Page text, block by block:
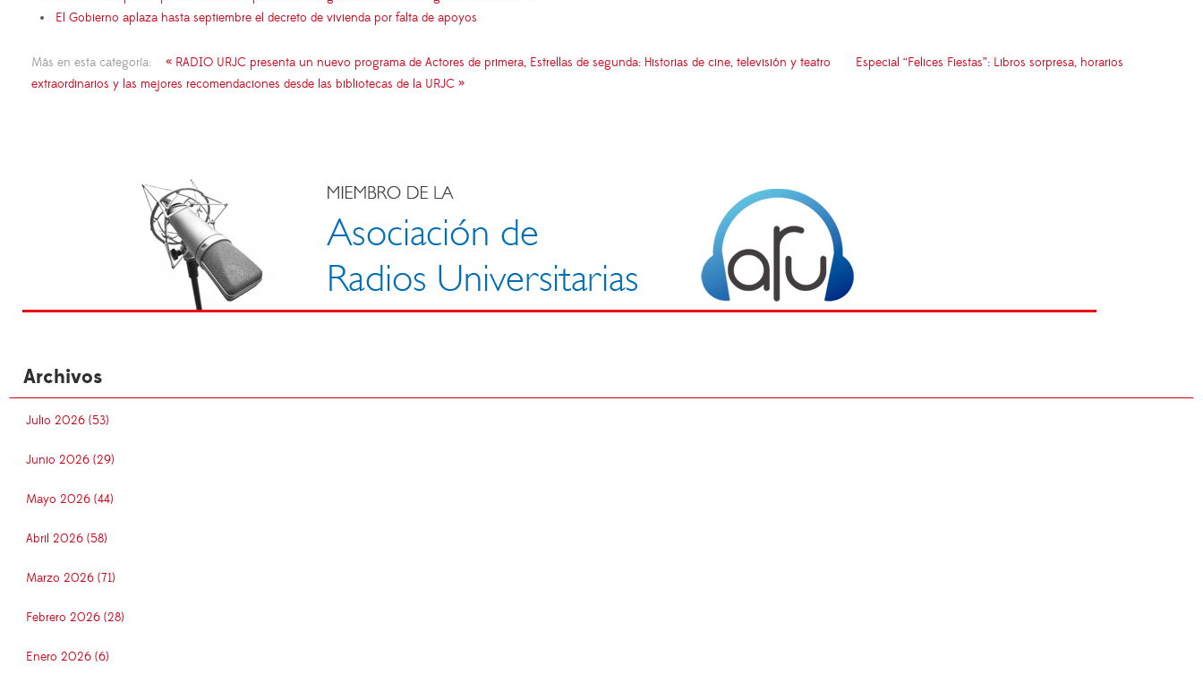
El Gobierno aplaza hasta septiembre el decreto de vivienda por falta de apoyos
Más en esta categoría: « RADIO URJC presenta un nuevo programa de Actores de primera, Estrellas de segunda: Historias de cine, televisión y teatro
Especial “Felices Fiestas”: Libros sorpresa, horarios
extraordinarios y las mejores recomendaciones desde las bibliotecas de la URJC »
Archivos
Julio 2026 (53)
Junio 2026 (29)
Mayo 2026 (44)
Abril 2026 (58)
Marzo 2026 (71)
Febrero 2026 (28)
Enero 2026 (6)